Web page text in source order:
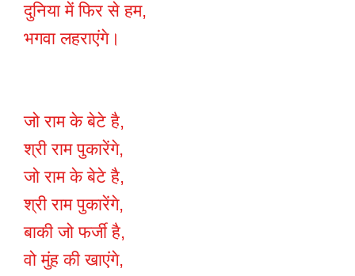
दुनिया में फिर से हम,
भगवा लहराएंगे।
जो राम के बेटे है,
श्री राम पुकारेंगे,
जो राम के बेटे है,
श्री राम पुकारेंगे,
बाकी जो फर्जी है,
वो मुंह की खाएंगे,